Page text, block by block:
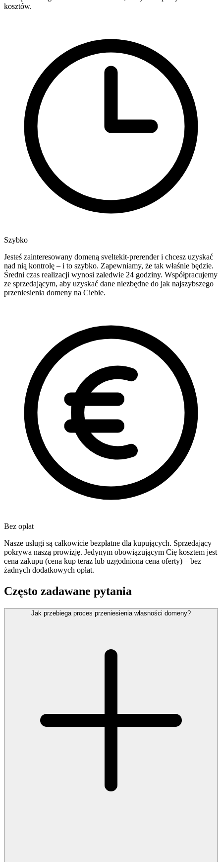
kosztów.
Szybko
Jesteś zainteresowany domeną sveltekit-prerender i chcesz uzyskać
nad nią kontrolę – i to szybko. Zapewniamy, że tak właśnie będzie.
Średni czas realizacji wynosi zaledwie 24 godziny. Współpracujemy
ze sprzedającym, aby uzyskać dane niezbędne do jak najszybszego
przeniesienia domeny na Ciebie.
Bez opłat
Nasze usługi są całkowicie bezpłatne dla kupujących. Sprzedający
pokrywa naszą prowizję. Jedynym obowiązującym Cię kosztem jest
cena zakupu (cena kup teraz lub uzgodniona cena oferty) – bez
żadnych dodatkowych opłat.
Często zadawane pytania
Jak przebiega proces przeniesienia własności domeny?